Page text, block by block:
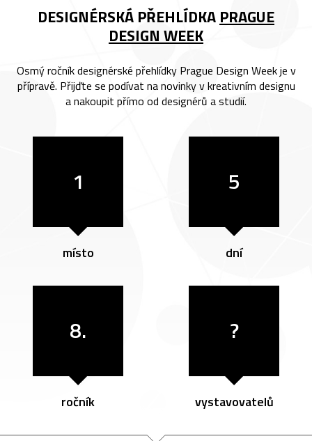
DESIGNÉRSKÁ PŘEHLÍDKA PRAGUE
DESIGN WEEK
Osmý ročník designérské přehlídky Prague Design Week je v
přípravě. Přijďte se podívat na novinky v kreativním designu
a nakoupit přímo od designérů a studií.
1
místo
5
dní
8.
ročník
?
vystavovatelů